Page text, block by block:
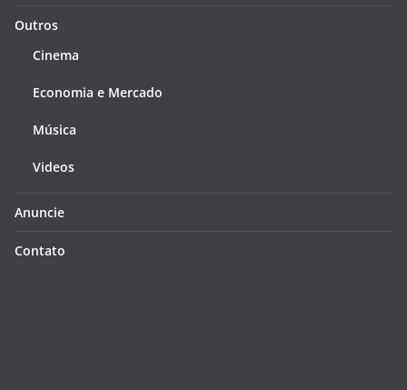
Outros
Cinema
Economia e Mercado
Música
Videos
Anuncie
Contato